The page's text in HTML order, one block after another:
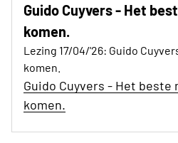
Guido Cuyvers - Het
komen.
Lezing 17/04/'26: Guido
komen.
Guido Cuyvers - Het beste
komen.